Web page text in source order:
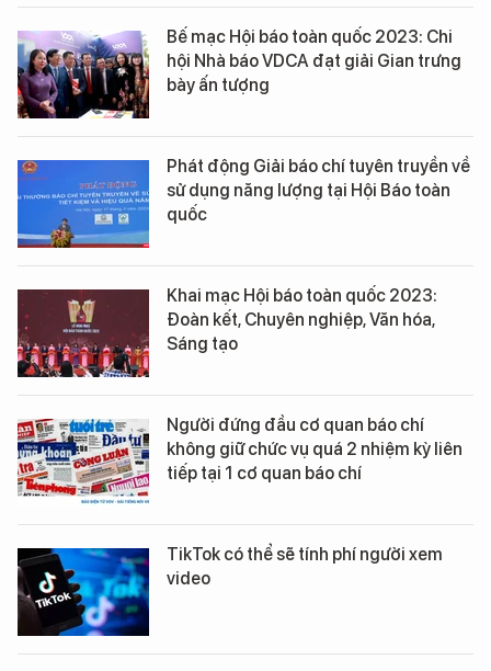
Bế mạc Hội báo toàn quốc 2023: Chi
hội Nhà báo VDCA đạt giải Gian trưng
bày ấn tượng
Phát động Giải báo chí tuyên truyền về
sử dụng năng lượng tại Hội Báo toàn
quốc
Khai mạc Hội báo toàn quốc 2023:
Đoàn kết, Chuyên nghiệp, Văn hóa,
Sáng tạo
Người đứng đầu cơ quan báo chí
không giữ chức vụ quá 2 nhiệm kỳ liên
tiếp tại 1 cơ quan báo chí
TikTok có thể sẽ tính phí người xem
video